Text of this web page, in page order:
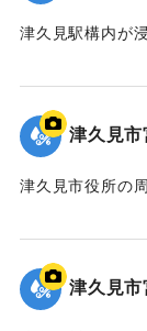
津久見駅構内が
｜固有コード:
津久見
津久見市役所の
｜固有コード:
津久見市